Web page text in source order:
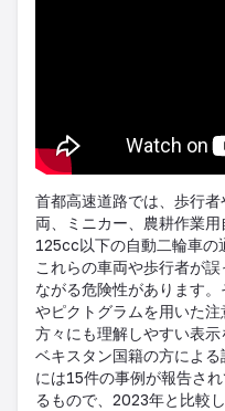
首都高速道路では、歩行
両、ミニカー、農耕作業
125cc以下の自動二輪車の
これらの車両や歩行者が
ながる危険性があります
やピクトグラムを用いた
方々にも理解しやすい表
ベキスタン国籍の方によ
には15件の事例が報告さ
るもので、2023年と比較